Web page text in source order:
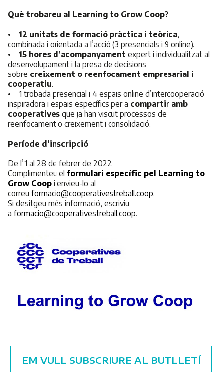
Què trobareu al Learning to Grow Coop?
• 12 unitats de formació pràctica i teòrica,
combinada i orientada a l’acció (3 presencials i 9 online).
• 15 hores d’acompanyament expert i individualitzat al
desenvolupament i la presa de decisions
sobre creixement o reenfocament empresarial i
cooperatiu.
• 1 trobada presencial i 4 espais online d’intercooperació
inspiradora i espais específics per a compartir amb
cooperativesque ja han viscut processos de
reenfocament o creixement i consolidació.
Període d’inscripció
De l’1 al 28 de febrer de 2022.
Complimenteu el formulari específic pel Learning to
Grow Coopi envieu-lo al
correu formacio@cooperativestreball.coop.
Si desitgeu més informació, escriviu
a formacio@cooperativestreball.coop.
EM VULL SUBSCRIURE AL BUTLLETÍ